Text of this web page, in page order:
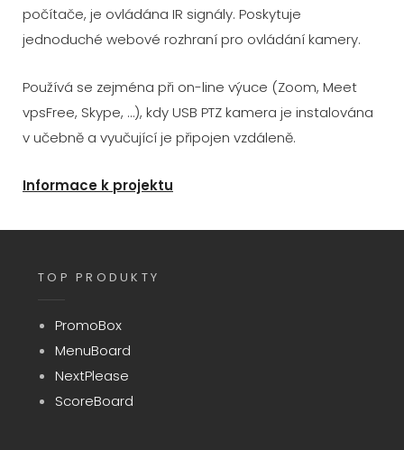
počítače, je ovládána IR signály. Poskytuje
jednoduché webové rozhraní pro ovládání kamery.
Používá se zejména při on-line výuce (Zoom, Meet
vpsFree, Skype, …), kdy USB PTZ kamera je instalována
v učebně a vyučující je připojen vzdáleně.
Informace k projektu
TOP PRODUKTY
PromoBox
MenuBoard
NextPlease
ScoreBoard